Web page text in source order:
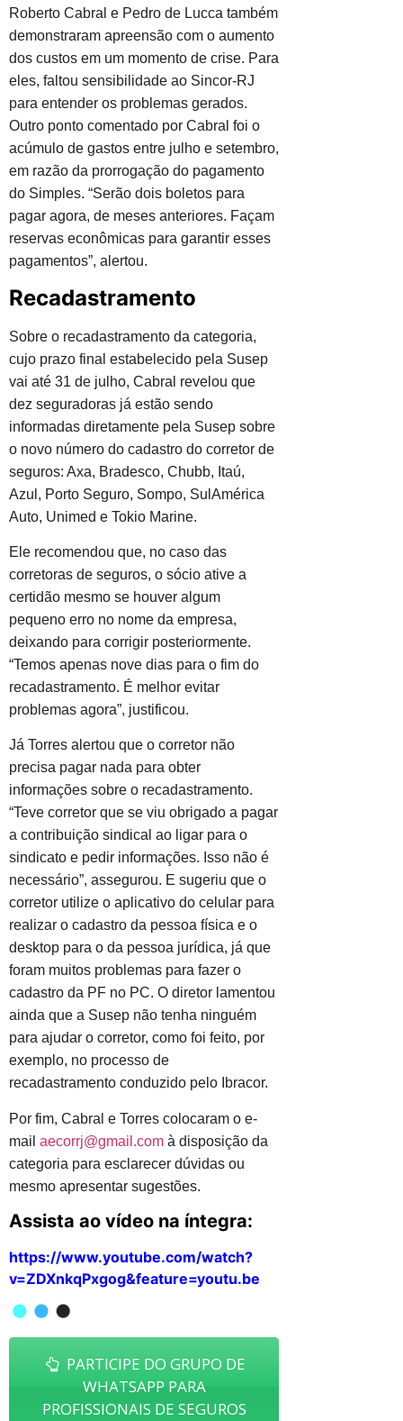
Roberto Cabral e Pedro de Lucca também
demonstraram apreensão com o aumento
dos custos em um momento de crise. Para
eles, faltou sensibilidade ao Sincor-RJ
para entender os problemas gerados.
Outro ponto comentado por Cabral foi o
acúmulo de gastos entre julho e setembro,
em razão da prorrogação do pagamento
do Simples. “Serão dois boletos para
pagar agora, de meses anteriores. Façam
reservas econômicas para garantir esses
pagamentos”, alertou.
Recadastramento
Sobre o recadastramento da categoria,
cujo prazo final estabelecido pela Susep
vai até 31 de julho, Cabral revelou que
dez seguradoras já estão sendo
informadas diretamente pela Susep sobre
o novo número do cadastro do corretor de
seguros: Axa, Bradesco, Chubb, Itaú,
Azul, Porto Seguro, Sompo, SulAmérica
Auto, Unimed e Tokio Marine.
Ele recomendou que, no caso das
corretoras de seguros, o sócio ative a
certidão mesmo se houver algum
pequeno erro no nome da empresa,
deixando para corrigir posteriormente.
“Temos apenas nove dias para o fim do
recadastramento. É melhor evitar
problemas agora”, justificou.
Já Torres alertou que o corretor não
precisa pagar nada para obter
informações sobre o recadastramento.
“Teve corretor que se viu obrigado a pagar
a contribuição sindical ao ligar para o
sindicato e pedir informações. Isso não é
necessário”, assegurou. E sugeriu que o
corretor utilize o aplicativo do celular para
realizar o cadastro da pessoa física e o
desktop para o da pessoa jurídica, já que
foram muitos problemas para fazer o
cadastro da PF no PC. O diretor lamentou
ainda que a Susep não tenha ninguém
para ajudar o corretor, como foi feito, por
exemplo, no processo de
recadastramento conduzido pelo Ibracor.
Por fim, Cabral e Torres colocaram o e-
mail aecorrj@gmail.com à disposição da
categoria para esclarecer dúvidas ou
mesmo apresentar sugestões.
Assista ao vídeo na íntegra:
https://www.youtube.com/watch?
v=ZDXnkqPxgog&feature=youtu.be
PARTICIPE DO GRUPO DE
WHATSAPP PARA
PROFISSIONAIS DE SEGUROS